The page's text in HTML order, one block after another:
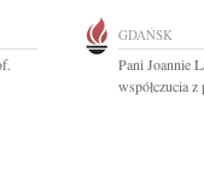
GDAŃSK
Pani Joannie
współczucia